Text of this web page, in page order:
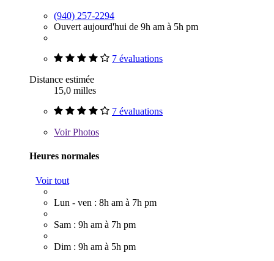
(940) 257-2294
Ouvert aujourd'hui de 9h am à 5h pm
7 évaluations
Distance estimée
15,0 milles
7 évaluations
VoirPhotos
Heures normales
Voir tout
Lun - ven : 8h am à 7h pm
Sam : 9h am à 7h pm
Dim : 9h am à 5h pm